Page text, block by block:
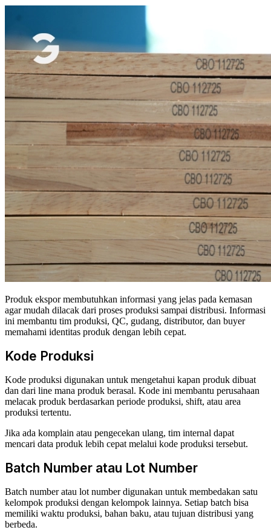
Produk ekspor membutuhkan informasi yang jelas pada kemasan
agar mudah dilacak dari proses produksi sampai distribusi. Informasi
ini membantu tim produksi, QC, gudang, distributor, dan buyer
memahami identitas produk dengan lebih cepat.
Kode Produksi
Kode produksi digunakan untuk mengetahui kapan produk dibuat
dan dari line mana produk berasal. Kode ini membantu perusahaan
melacak produk berdasarkan periode produksi, shift, atau area
produksi tertentu.
Jika ada komplain atau pengecekan ulang, tim internal dapat
mencari data produk lebih cepat melalui kode produksi tersebut.
Batch Number atau Lot Number
Batch number atau lot number digunakan untuk membedakan satu
kelompok produksi dengan kelompok lainnya. Setiap batch bisa
memiliki waktu produksi, bahan baku, atau tujuan distribusi yang
berbeda.